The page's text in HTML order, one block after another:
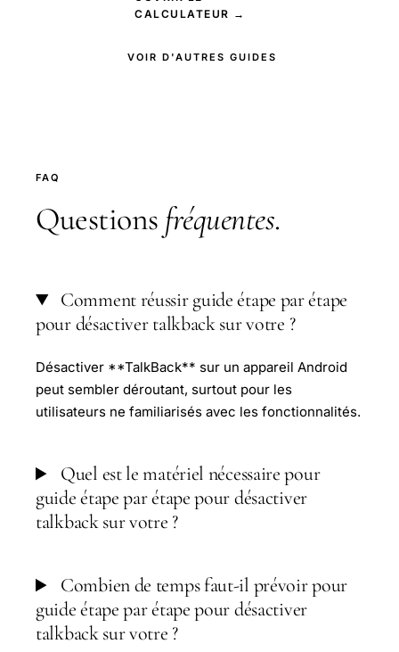
CALCULATEUR →
VOIR D'AUTRES GUIDES
FAQ
Questions fréquentes.
Comment réussir guide étape par étape
pour désactiver talkback sur votre ?
Désactiver **TalkBack** sur un appareil Android
peut sembler déroutant, surtout pour les
utilisateurs ne familiarisés avec les fonctionnalités.
Quel est le matériel nécessaire pour
guide étape par étape pour désactiver
talkback sur votre ?
Combien de temps faut-il prévoir pour
guide étape par étape pour désactiver
talkback sur votre ?